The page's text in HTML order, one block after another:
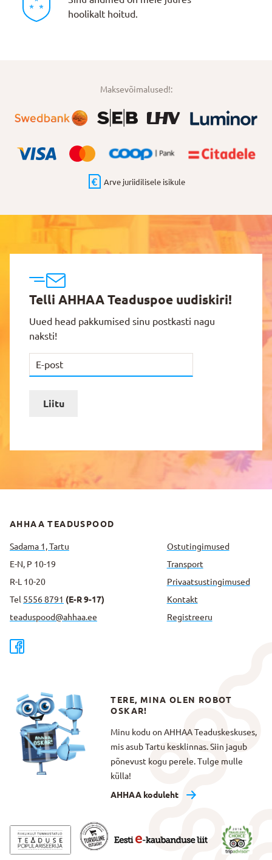
hoolikalt hoitud.
Maksevõimalused!:
Arve juriidilisele isikule
Telli AHHAA Teaduspoe uudiskiri!
Uued head pakkumised sinu postkasti nagu
naksti!
Liitu
AHHAA TEADUSPOOD
Sadama 1, Tartu
E-N, P 10-19
R-L 10-20
Tel 5556 8791 (E-R 9-17)
teaduspood@ahhaa.ee
Ostutingimused
Transport
Privaatsus­tingimused
Kontakt
Registreeru
TERE, MINA OLEN ROBOT
OSKAR!
Minu kodu on AHHAA Teaduskeskuses,
mis asub Tartu kesklinnas. Siin jagub
põnevust kogu perele. Tulge mulle
külla!
AHHAA koduleht